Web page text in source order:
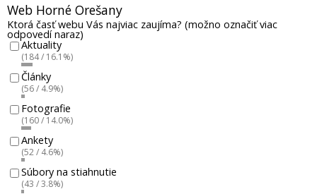
Web Horné Orešany
Ktorá časť webu Vás najviac zaujíma? (možno označiť viac
odpovedí naraz)
Aktuality
(184 / 16.1%)
Články
(56 / 4.9%)
Fotografie
(160 / 14.0%)
Ankety
(52 / 4.6%)
Súbory na stiahnutie
(43 / 3.8%)